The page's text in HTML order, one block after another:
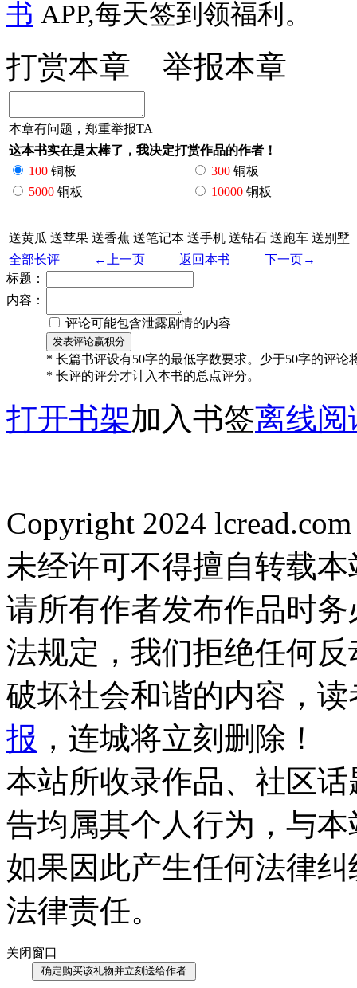
书 APP,每天签到领福利。
打赏本章 举报本章
本章有问题，郑重举报TA
这本书实在是太棒了，我决定打赏作品的作者！
100 铜板 300 铜板
5000 铜板 10000 铜板
送黄瓜 送苹果 送香蕉 送笔记本 送手机 送钻石 送跑车 送别墅
全部长评
←上一页 返回本书
下一页→
标题：
内容：
评论可能包含泄露剧情的内容
* 长篇书评设有50字的最低字数要求。少于50字的评论
* 长评的评分才计入本书的总点评分。
打开书架加入书签离线阅
Copyright 2024
未经许可不得擅自转载
请所有作者发布作品时
法规定，我们拒绝任何
破坏社会和谐的内容，
报 ，连城将立刻删除！
本站所收录作品、社区
告均属其个人行为，与
如果因此产生任何法律
法律责任。
关闭窗口